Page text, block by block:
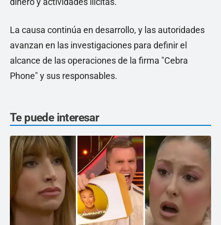
La causa continúa en desarrollo, y las autoridades
avanzan en las investigaciones para definir el
alcance de las operaciones de la firma "Cebra
Phone" y sus responsables.
Te puede interesar